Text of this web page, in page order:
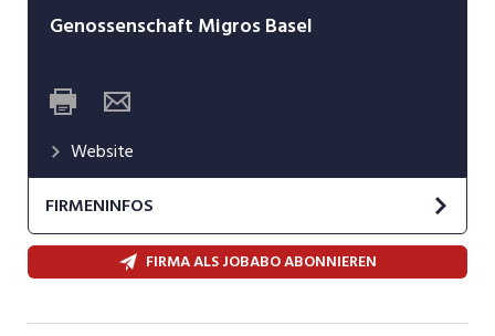
Genossenschaft Migros Basel
Website
FIRMENINFOS
FIRMA ALS JOBABO ABONNIEREN